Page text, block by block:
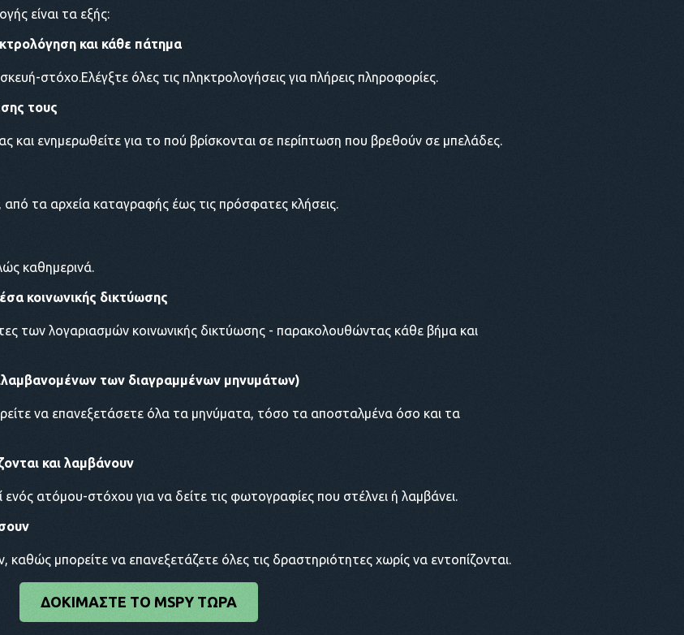
είναι τα εξής:
και κάθε πάτημα
στόχο.Ελέγξτε όλες τις πληκτρολογήσεις για πλήρεις πληροφορίες.
τους
και ενημερωθείτε για το πού βρίσκονται σε περίπτωση που βρεθούν σε μπελάδες.
τα αρχεία καταγραφής έως τις πρόσφατες κλήσεις.
καθημερινά.
κοινωνικής δικτύωσης
των λογαριασμών κοινωνικής δικτύωσης - παρακολουθώντας κάθε βήμα και
των διαγραμμένων μηνυμάτων)
να επανεξετάσετε όλα τα μηνύματα, τόσο τα αποσταλμένα όσο και τα
και λαμβάνουν
ατόμου-στόχου για να δείτε τις φωτογραφίες που στέλνει ή λαμβάνει.
μπορείτε να επανεξετάζετε όλες τις δραστηριότητες χωρίς να εντοπίζονται.
ΔΟΚΙΜΆΣΤΕ ΤΟ MSPY ΤΏΡΑ